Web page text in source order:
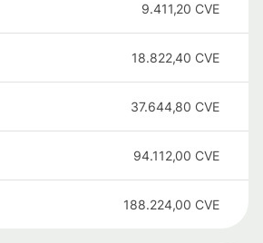
9.411,20 CVE
18.822,40 CVE
37.644,80 CVE
94.112,00 CVE
188.224,00 CVE